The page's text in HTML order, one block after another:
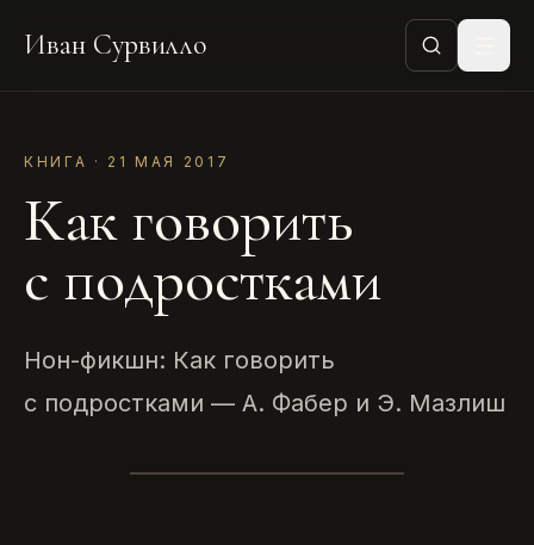
Иван Сурвилло
КНИГА · 21 МАЯ 2017
Как говорить
с подростками
Нон-фикшн: Как говорить
с подростками — А. Фабер и Э. Мазлиш